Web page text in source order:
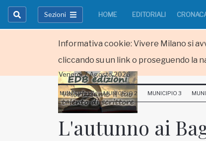
Informativa cookie: Vivere Milano si
cliccando su un link o proseguendo la
Sezioni HOME EDITORIALI
Venerdi 7 Agosto 2026
MUNICIPIO 1 MUNICIPIO 2 MUNICIPIO 3
L'autunno ai